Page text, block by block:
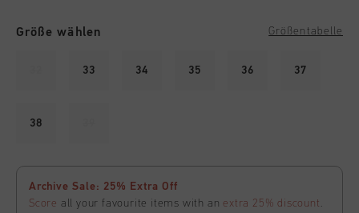
Größe wählen Größentabelle
33 34 35 36 37
38
Archive Sale: 25% Extra Off
Score all your favourite items with an extra 25% discount .